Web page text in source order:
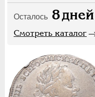
Осталось 8дней
Смотреть каталог